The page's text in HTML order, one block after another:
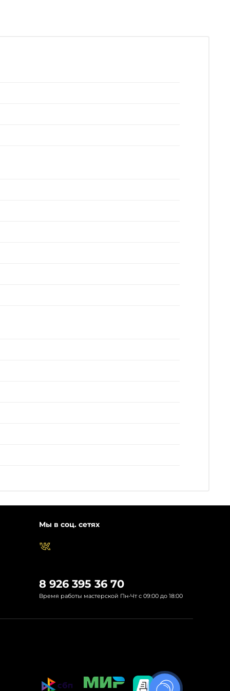
Мы в соц. сетях
8 926 395 36 70
Время работы мастерской Пн-Чт с 09:00 до 18:00